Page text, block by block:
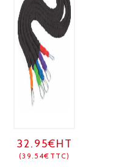
32.95€HT
(39.54€TTC)